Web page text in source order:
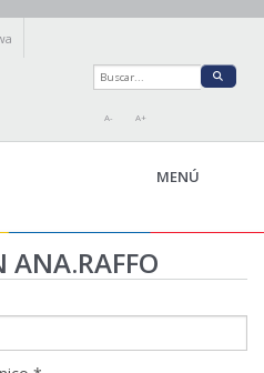
A- A+
MENÚ
ANA.RAFFO